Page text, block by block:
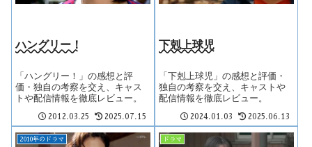
ハングリー！
「ハングリー！」の感想と評
価・独自の考察を交え、キャス
トや配信情報を徹底レビュー。
2012.03.25 2025.07.15
下剋上球児
「下剋上球児」の感想と評価・
独自の考察を交え、キャストや
配信情報を徹底レビュー。
2024.01.03 2025.06.13
2010年のドラマ ドラマ